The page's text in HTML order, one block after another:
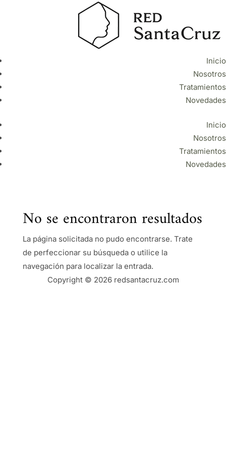
Inicio
Nosotros
Tratamientos
Novedades
Inicio
Nosotros
Tratamientos
Novedades
No se encontraron resultados
La página solicitada no pudo encontrarse. Trate
de perfeccionar su búsqueda o utilice la
navegación para localizar la entrada.
Copyright © 2026 redsantacruz.com